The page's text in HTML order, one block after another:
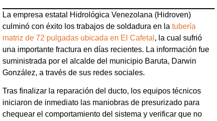
La empresa estatal Hidrológica Venezolana (Hidroven)
culminó con éxito los trabajos de soldadura en la tubería
matriz de 72 pulgadas ubicada en El Cafetal , la cual sufrió
una importante fractura en días recientes. La información fue
suministrada por el alcalde del municipio Baruta, Darwin
González, a través de sus redes sociales.
Tras finalizar la reparación del ducto, los equipos técnicos
iniciaron de inmediato las maniobras de presurizado para
chequear el comportamiento del sistema y verificar que no